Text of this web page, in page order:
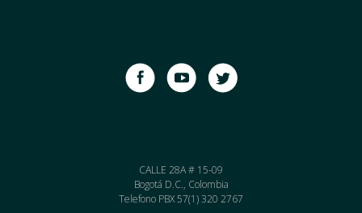
CALLE 28A # 15-09
Bogotá D.C., Colombia
Telefono PBX 57(1) 320 2767